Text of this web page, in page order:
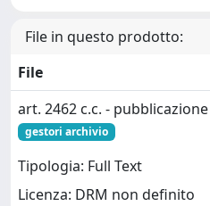
File in questo prodotto:
File
art. 2462 c.c. -
gestori archivio
Tipologia: Full Text
Licenza: DRM non definito